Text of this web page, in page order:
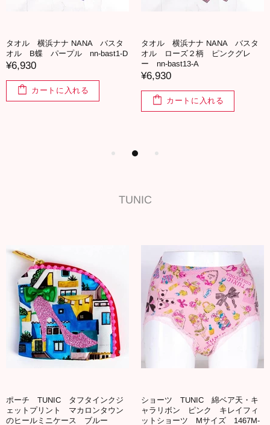
タオル 横浜ナナ NANA バスタ
オル B蝶 パープル nn-bast1-D
¥6,930
カートに入れる
タオル 横浜ナナ NANA バスタ
オル ローズ２柄 ピンクグレ
ー nn-bast13-A
¥6,930
カートに入れる
TUNIC
ポーチ TUNIC タフタインクジ
ェットプリント マカロンタウン
のヒールミニケース ブルー
ショーツ TUNIC 綿ベア天・キ
ャラリボン ピンク キレイフィ
ットショーツ Mサイズ 1467M-